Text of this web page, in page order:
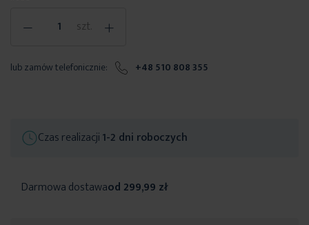
- szt. +
lub zamów telefonicznie: +48 510 808 355
Czas realizacji1-2 dni roboczych
Darmowa dostawaod 299,99 zł